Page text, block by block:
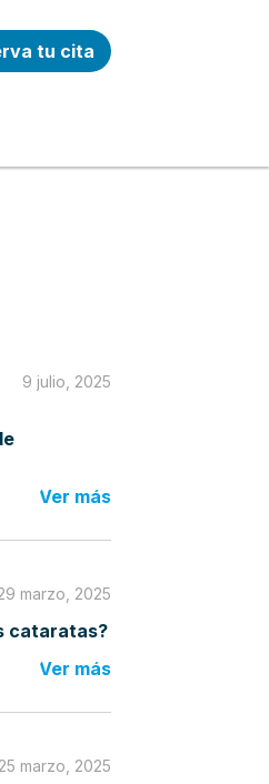
tu cita
9 julio, 2025
Ver más
marzo, 2025
cataratas?
Ver más
25 marzo, 2025